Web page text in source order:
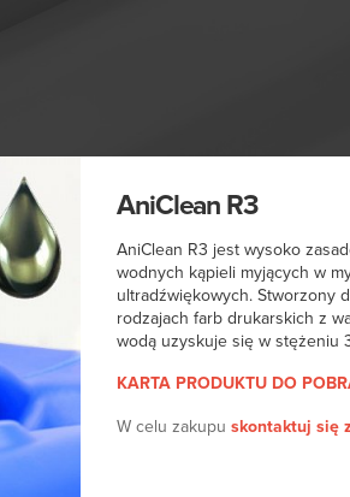
AniClean R3
AniClean R3 jest wysoko
wodnych kąpieli myjących w
ultradźwiękowych. Stworzony
rodzajach farb drukarskich z
wodą uzyskuje się w stężeniu
KARTA PRODUKTU DO
W celu zakupuskontaktuj się